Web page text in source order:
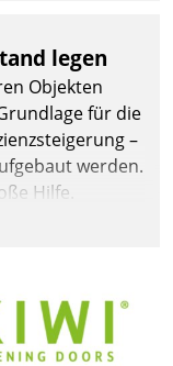
legen
Objekten
für die
–
werden.
Hilfe.